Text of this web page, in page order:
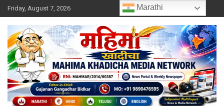
Skip
to
content
Friday, August 7, 2026 Marathi